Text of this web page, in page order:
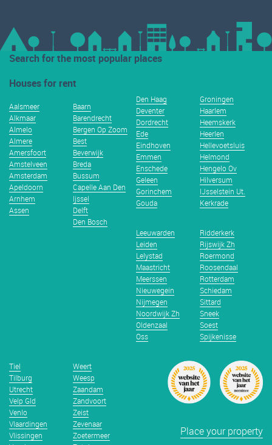
Search for the most popular places
Houses for rent
Aalsmeer
Alkmaar
Almelo
Almere
Amersfoort
Amstelveen
Amsterdam
Apeldoorn
Arnhem
Assen
Baarn
Barendrecht
Bergen Op Zoom
Best
Beverwijk
Breda
Bussum
Capelle Aan Den
Ijssel
Delft
Den Bosch
Den Haag
Deventer
Dordrecht
Ede
Eindhoven
Emmen
Enschede
Geleen
Gorinchem
Gouda
Groningen
Haarlem
Heemskerk
Heerlen
Hellevoetsluis
Helmond
Hengelo Ov
Hilversum
IJsselstein Ut.
Kerkrade
Leeuwarden
Leiden
Lelystad
Maastricht
Meerssen
Nieuwegein
Nijmegen
Noordwijk Zh
Oldenzaal
Oss
Ridderkerk
Rijswijk Zh
Roermond
Roosendaal
Rotterdam
Schiedam
Sittard
Sneek
Soest
Spijkenisse
Tiel
Tilburg
Utrecht
Velp Gld
Venlo
Vlaardingen
Vlissingen
Weert
Weesp
Zaandam
Zandvoort
Zeist
Zevenaar
Zoetermeer
Place your property